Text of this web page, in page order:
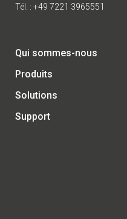
Tél. : +49 7221 3965551
Qui sommes-nous
Produits
Solutions
Support